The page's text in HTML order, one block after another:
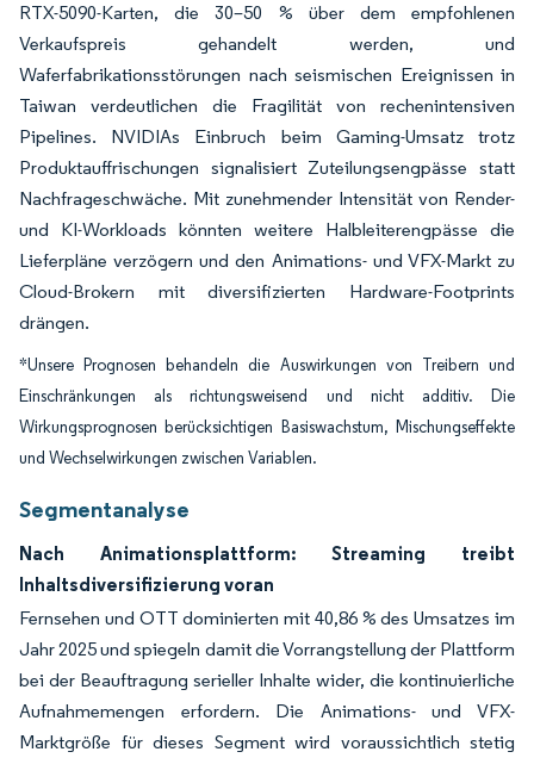
RTX-5090-Karten, die 30–50 % über dem empfohlenen
Verkaufspreis gehandelt werden, und
Waferfabrikationsstörungen nach seismischen Ereignissen in
Taiwan verdeutlichen die Fragilität von rechenintensiven
Pipelines. NVIDIAs Einbruch beim Gaming-Umsatz trotz
Produktauffrischungen signalisiert Zuteilungsengpässe statt
Nachfrageschwäche. Mit zunehmender Intensität von Render-
und KI-Workloads könnten weitere Halbleiterengpässe die
Lieferpläne verzögern und den Animations- und VFX-Markt zu
Cloud-Brokern mit diversifizierten Hardware-Footprints
drängen.
*Unsere Prognosen behandeln die Auswirkungen von Treibern und
Einschränkungen als richtungsweisend und nicht additiv. Die
Wirkungsprognosen berücksichtigen Basiswachstum, Mischungseffekte
und Wechselwirkungen zwischen Variablen.
Segmentanalyse
Nach Animationsplattform: Streaming treibt
Inhaltsdiversifizierung voran
Fernsehen und OTT dominierten mit 40,86 % des Umsatzes im
Jahr 2025 und spiegeln damit die Vorrangstellung der Plattform
bei der Beauftragung serieller Inhalte wider, die kontinuierliche
Aufnahmemengen erfordern. Die Animations- und VFX-
Marktgröße für dieses Segment wird voraussichtlich stetig